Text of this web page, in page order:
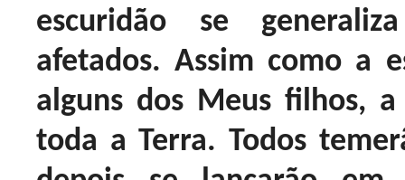
escuridão se
afetados. Assim como a
alguns dos Meus filhos,
toda a Terra. Todos